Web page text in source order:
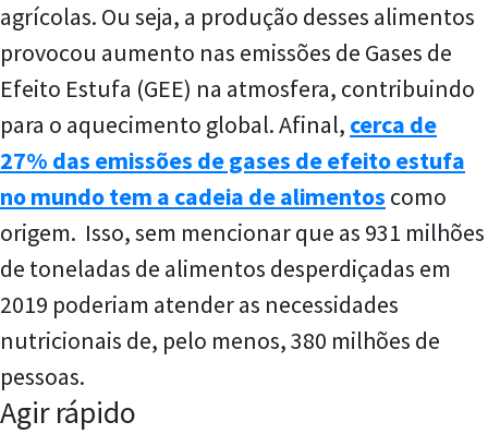
agrícolas. Ou seja, a produção desses alimentos
provocou aumento nas emissões de Gases de
Efeito Estufa (GEE) na atmosfera, contribuindo
para o aquecimento global. Afinal, cerca de
27% das emissões de gases de efeito estufa
no mundo tem a cadeia de alimentos como
origem. Isso, sem mencionar que as 931 milhões
de toneladas de alimentos desperdiçadas em
2019 poderiam atender as necessidades
nutricionais de, pelo menos, 380 milhões de
pessoas.
Agir rápido